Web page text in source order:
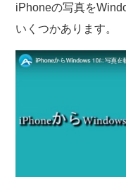
iPhoneの写真を
いくつかあります。